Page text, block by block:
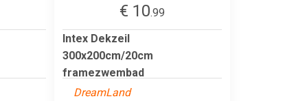
€ 10.99
Intex Dekzeil
300x200cm/20cm
framezwembad
DreamLand